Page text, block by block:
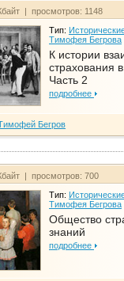
| просмотров: 1148
Тип:
Тимофея Бегрова
К истории
страхования
Часть 2
подробнее
Бегров
| просмотров: 700
Тип:
Тимофея Бегрова
Общество
знаний
подробнее